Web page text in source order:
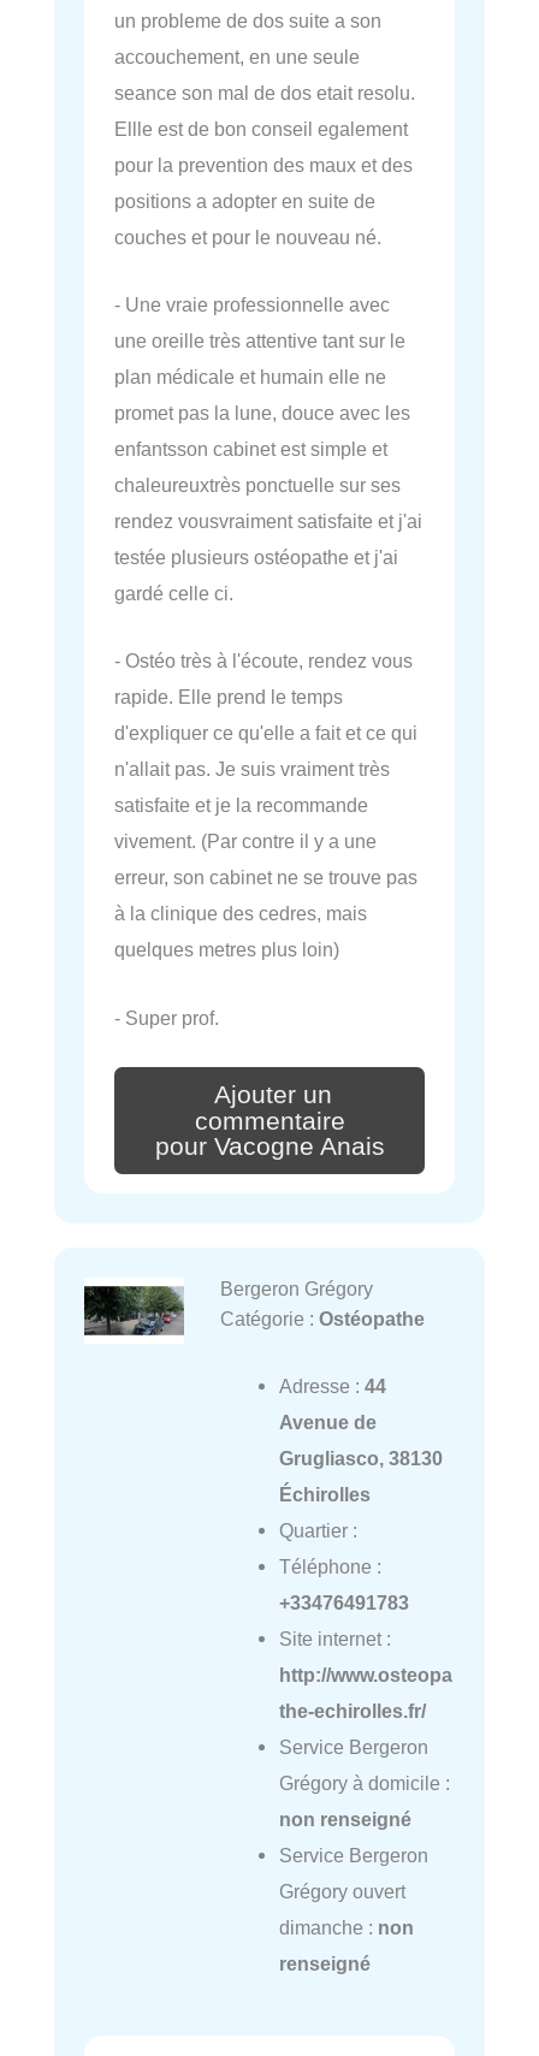
un probleme de dos suite a son
accouchement, en une seule
seance son mal de dos etait resolu.
Ellle est de bon conseil egalement
pour la prevention des maux et des
positions a adopter en suite de
couches et pour le nouveau né.
- Une vraie professionnelle avec
une oreille très attentive tant sur le
plan médicale et humain elle ne
promet pas la lune, douce avec les
enfantsson cabinet est simple et
chaleureuxtrès ponctuelle sur ses
rendez vousvraiment satisfaite et j'ai
testée plusieurs ostéopathe et j'ai
gardé celle ci.
- Ostéo très à l'écoute, rendez vous
rapide. Elle prend le temps
d'expliquer ce qu'elle a fait et ce qui
n'allait pas. Je suis vraiment très
satisfaite et je la recommande
vivement. (Par contre il y a une
erreur, son cabinet ne se trouve pas
à la clinique des cedres, mais
quelques metres plus loin)
- Super prof.
Ajouter un
commentaire
pour Vacogne Anais
Bergeron Grégory
Catégorie : Ostéopathe
Adresse : 44
Avenue de
Grugliasco, 38130
Échirolles
Quartier :
Téléphone :
+33476491783
Site internet :
http://www.osteopa
the-echirolles.fr/
Service Bergeron
Grégory à domicile :
non renseigné
Service Bergeron
Grégory ouvert
dimanche : non
renseigné